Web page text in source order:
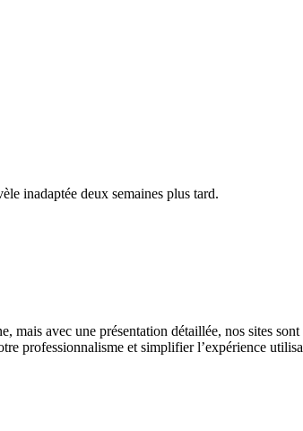
inadaptée deux semaines plus tard.
avec une présentation détaillée, nos sites
professionnalisme et simplifier l’expérience